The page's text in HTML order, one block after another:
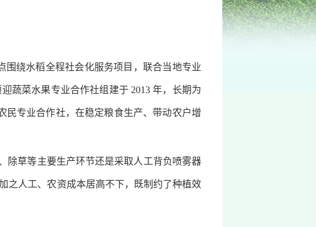
绕水稻全程社会化服务项目，联合当地专业
蔬菜水果专业合作社组建于 2013 年，长期为
民专业合作社，在稳定粮食生产、带动农户增
草等主要生产环节还是采取人工背负喷雾器
之人工、农资成本居高不下，既制约了种植效